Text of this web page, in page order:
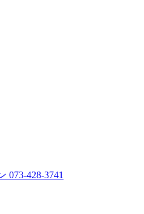
073-428-3741